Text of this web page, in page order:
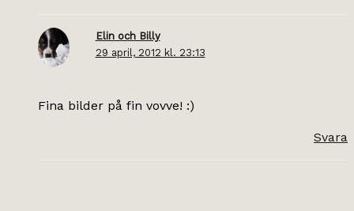
Elin och Billy
29 april, 2012 kl. 23:13
Fina bilder på fin vovve! :)
Svara